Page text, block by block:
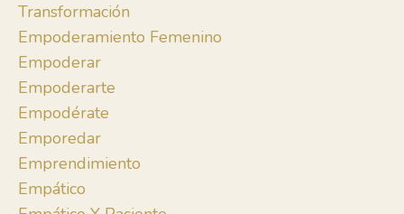
Transformación
Empoderamiento Femenino
Empoderar
Empoderarte
Empodérate
Emporedar
Emprendimiento
Empático